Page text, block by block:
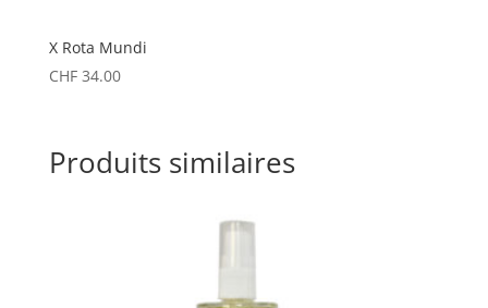
X Rota Mundi
CHF34.00
Produits similaires